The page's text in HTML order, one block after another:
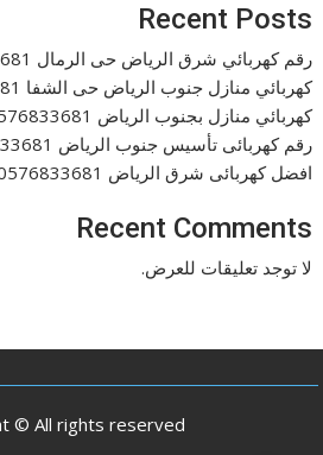
Recent Posts
رقم كهربائي شرق الرياض حى الرمال 0576833681
كهربائي منازل جنوب الرياض حى الشفا 0576833681
كهربائي منازل بجنوب الرياض 0576833681
رقم كهربائى تأسيس جنوب الرياض 0576833681
افضل كهربائى شرق الرياض 0576833681
Recent Comments
لا توجد تعليقات للعرض.
© All rights reserved